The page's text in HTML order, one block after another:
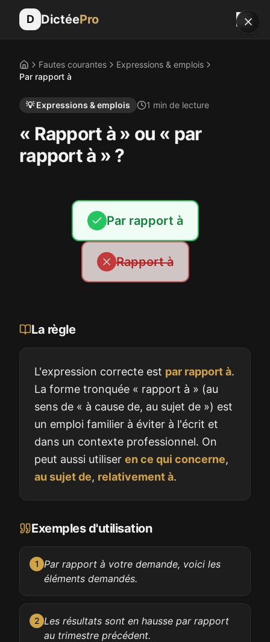
D DictéePro
AccueilFautes courantes
Expressions & emplois
Par rapport à
💡 Expressions & emplois 1 min de lecture
« Rapport à » ou « par
rapport à » ?
Par rapport à
Rapport à
La règle
L'expression correcte est par rapport à.
La forme tronquée « rapport à » (au
sens de « à cause de, au sujet de ») est
un emploi familier à éviter à l'écrit et
dans un contexte professionnel. On
peut aussi utiliser en ce qui concerne,
au sujet de, relativement à.
Exemples d'utilisation
1 Par rapport à votre demande, voici les
éléments demandés.
2 Les résultats sont en hausse par rapport
au trimestre précédent.